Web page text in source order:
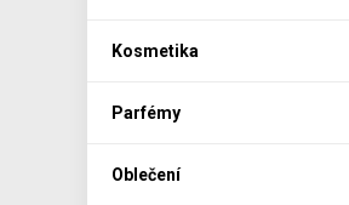
Kosmetika
Parfémy
Oblečení